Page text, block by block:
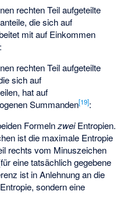
rechten Teil aufgeteilte
die sich auf
mit auf Einkommen
rechten Teil aufgeteilte
sich auf
hat auf
Summanden[19]:
FormelnzweiEntropien.
ist die maximale Entropie
rechts vom Minuszeichen
eine tatsächlich gegebene
ist in Anlehnung an die
sondern eine